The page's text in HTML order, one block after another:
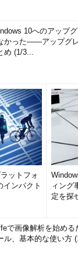
10へのアップ
かった――アップグ
め (1/3...
ットフォ
インパクト
ィング
定を探
で画像解析を始め
ル、基本的な使い方